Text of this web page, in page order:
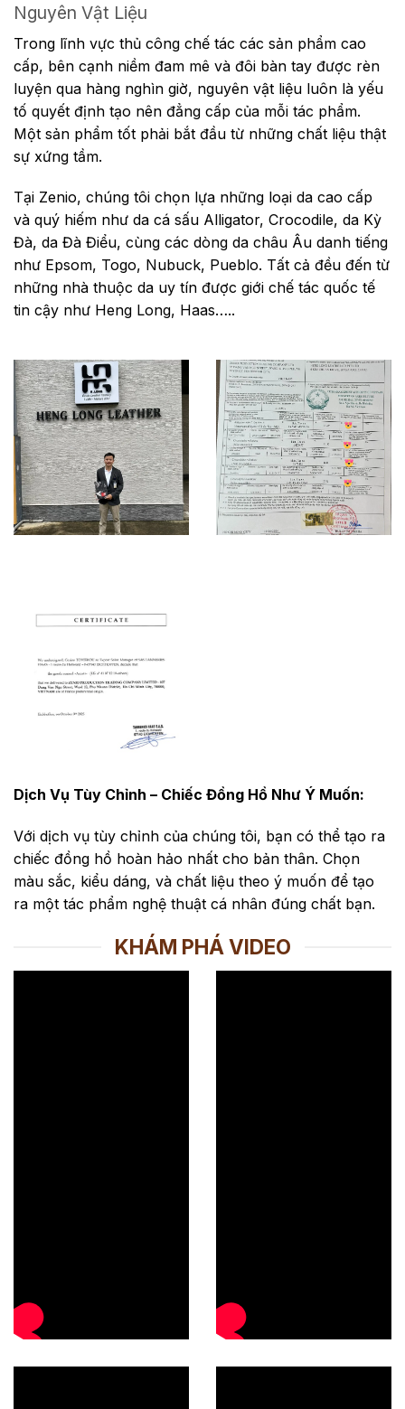
Nguyên Vật Liệu
Trong lĩnh vực thủ công chế tác các sản phẩm cao
cấp, bên cạnh niềm đam mê và đôi bàn tay được rèn
luyện qua hàng nghìn giờ, nguyên vật liệu luôn là yếu
tố quyết định tạo nên đẳng cấp của mỗi tác phẩm.
Một sản phẩm tốt phải bắt đầu từ những chất liệu thật
sự xứng tầm.
Tại Zenio, chúng tôi chọn lựa những loại da cao cấp
và quý hiếm như da cá sấu Alligator, Crocodile, da Kỳ
Đà, da Đà Điểu, cùng các dòng da châu Âu danh tiếng
như Epsom, Togo, Nubuck, Pueblo. Tất cả đều đến từ
những nhà thuộc da uy tín được giới chế tác quốc tế
tin cậy như Heng Long, Haas…..
Dịch Vụ Tùy Chỉnh – Chiếc Đồng Hồ Như Ý Muốn:
Với dịch vụ tùy chỉnh của chúng tôi, bạn có thể tạo ra
chiếc đồng hồ hoàn hảo nhất cho bản thân. Chọn
màu sắc, kiểu dáng, và chất liệu theo ý muốn để tạo
ra một tác phẩm nghệ thuật cá nhân đúng chất bạn.
KHÁM PHÁ VIDEO